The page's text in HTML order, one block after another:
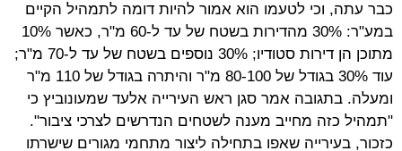
כבר עתה, וכי לטעמו הוא אמור להיות דומה לתמהיל הקיים
במע"ר: 30% מהדירות בשטח של עד ל-60 מ"ר, כאשר 10%
מתוכן הן דירות סטודיו; 30% נוספים בשטח של עד ל-70 מ"ר;
עוד 30% בגודל של 80-100 מ"ר והיתרה בגודל של 110 מ"ר
ומעלה. בתגובה אמר סגן ראש העירייה אלעד שמעונוביץ כי
"תמהיל כזה מחייב מענה לשטחים הנדרשים לצרכי ציבור".
כזכור, בעירייה שאפו בתחילה ליצור מתחמי מגורים שישרתו